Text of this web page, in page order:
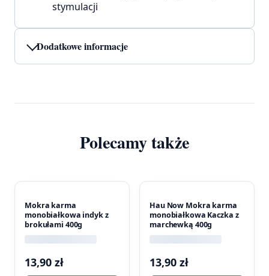
stymulacji
Dodatkowe informacje
Polecamy także
Mokra karma
monobiałkowa indyk z
brokułami 400g
13,90 zł
Hau Now Mokra karma
monobiałkowa Kaczka z
marchewką 400g
13,90 zł